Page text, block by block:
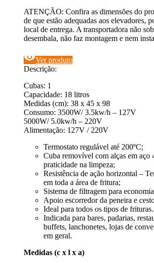
ATENÇÃO: Confira as dimensões do
de que estão adequadas aos elevadores,
local de entrega. A transportadora não
desembala, não faz montagem e nem
visibilityVer produto
Descrição:
Cubas: 1
Capacidade: 18 litros
Medidas (cm): 38 x 45 x 98
Consumo: 3500W/ 3.5kw/h – 127V
5000W/ 5.0kw/h – 220V
Alimentação: 127V / 220V
Termostato regulável até 200ºC;
Cuba removível com alças em aço
praticidade na limpeza;
Resistência de ação horizontal –
em toda a área de fritura;
Sistema de filtragem para
Apoio escorredor da peneira e
Ideal para todos os tipos de frituras.
Indicada para bares, padarias,
buffets, lanchonetes, lojas de
em geral.
Medidas (c x l x a)